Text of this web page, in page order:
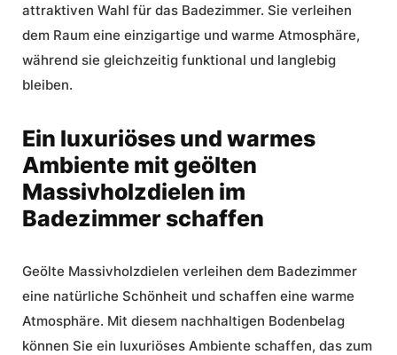
attraktiven Wahl für das Badezimmer. Sie verleihen
dem Raum eine einzigartige und warme Atmosphäre,
während sie gleichzeitig funktional und langlebig
bleiben.
Ein luxuriöses und warmes
Ambiente mit geölten
Massivholzdielen im
Badezimmer schaffen
Geölte Massivholzdielen verleihen dem Badezimmer
eine natürliche Schönheit und schaffen eine warme
Atmosphäre. Mit diesem nachhaltigen Bodenbelag
können Sie ein luxuriöses Ambiente schaffen, das zum